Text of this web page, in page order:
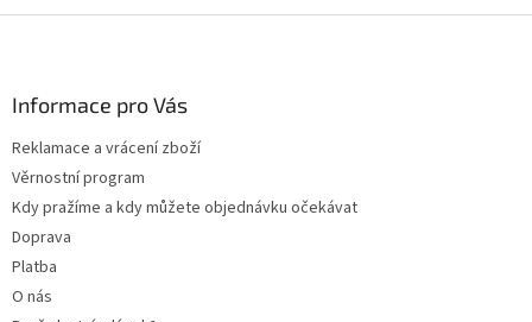
Informace pro Vás
Reklamace a vrácení zboží
Věrnostní program
Kdy pražíme a kdy můžete objednávku očekávat
Doprava
Platba
O nás